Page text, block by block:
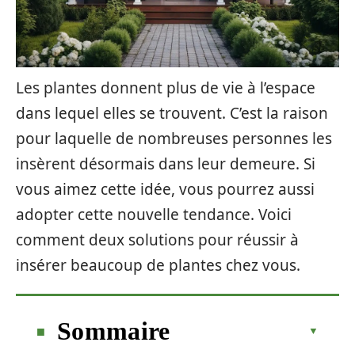
Les plantes donnent plus de vie à l’espace
dans lequel elles se trouvent. C’est la raison
pour laquelle de nombreuses personnes les
insèrent désormais dans leur demeure. Si
vous aimez cette idée, vous pourrez aussi
adopter cette nouvelle tendance. Voici
comment deux solutions pour réussir à
insérer beaucoup de plantes chez vous.
Sommaire